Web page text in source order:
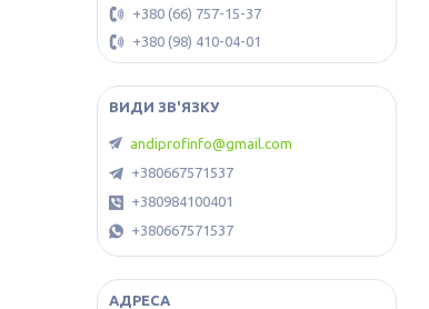
+380 (66) 757-15-37
+380 (98) 410-04-01
andiprofinfo@gmail.com
+380667571537
+380984100401
+380667571537